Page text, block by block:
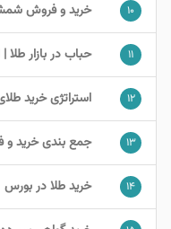
۱۰ خرید و فروش
۱۱ حباب در بازار
۱۲ استراتژی خرید
۱۳ جمع بندی خرید و
۱۴ خرید طلا در بورس